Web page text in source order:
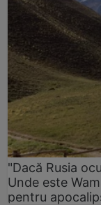
"Dacă Rusia
Unde este
pentru